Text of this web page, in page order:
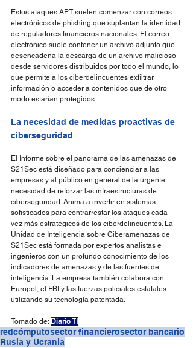
Estos ataques APT suelen comenzar con correos
electrónicos de phishing que suplantan la identidad
de reguladores financieros nacionales. El correo
electrónico suele contener un archivo adjunto que
desencadena la descarga de un archivo malicioso
desde servidores distribuidos por todo el mundo, lo
que permite a los ciberdelincuentes exfiltrar
información o acceder a contenidos que de otro
modo estarían protegidos.
La necesidad de medidas proactivas de
ciberseguridad
El Informe sobre el panorama de las amenazas de
S21Sec está diseñado para concienciar a las
empresas y al público en general de la urgente
necesidad de reforzar las infraestructuras de
ciberseguridad. Anima a invertir en sistemas
sofisticados para contrarrestar los ataques cada
vez más estratégicos de los ciberdelincuentes. La
Unidad de Inteligencia sobre Ciberamenazas de
S21Sec está formada por expertos analistas e
ingenieros con un profundo conocimiento de los
indicadores de amenazas y de las fuentes de
inteligencia. La empresa también colabora con
Europol, el FBI y las fuerzas policiales estatales
utilizando su tecnología patentada.
Tomado de: Diario T
redcómputosector financierosector bancario
Rusia y Ucrania